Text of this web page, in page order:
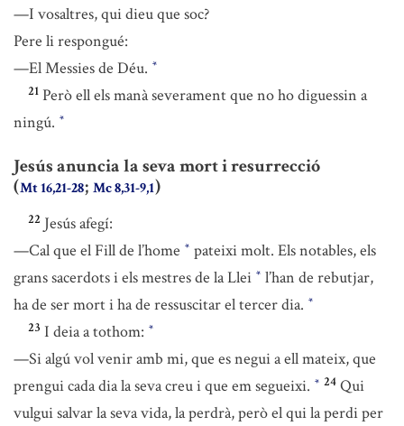
—I vosaltres, qui dieu que soc?
Pere li respongué:
—El Messies de Déu. *
21 Però ell els manà severament que no ho diguessin a
ningú. *
Jesús anuncia la seva mort i resurrecció
(Mt 16,21-28; Mc 8,31-9,1)
22 Jesús afegí:
—Cal que el Fill de l’home * pateixi molt. Els notables, els
grans sacerdots i els mestres de la Llei * l’han de rebutjar,
ha de ser mort i ha de ressuscitar el tercer dia. *
23 I deia a tothom: *
—Si algú vol venir amb mi, que es negui a ell mateix, que
prengui cada dia la seva creu i que em segueixi. * 24 Qui
vulgui salvar la seva vida, la perdrà, però el qui la perdi per